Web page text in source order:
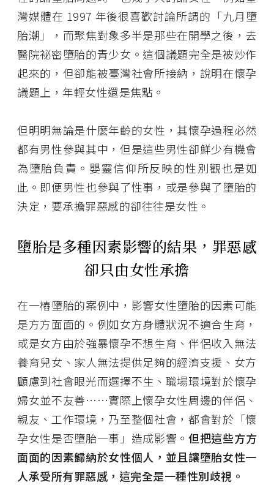
灣媒體在 1997 年後很喜歡討論所謂的「九月墮
胎潮」，而聚焦對象多半是那些在開學之後，去
醫院祕密墮胎的青少女。這個議題完全是被炒作
起來的，但卻能被臺灣社會所接納，說明在懷孕
議題上，年輕女性還是焦點。
但明明無論是什麼年齡的女性，其懷孕過程必然
都有男性參與其中，但是這些男性卻鮮少有機會
為墮胎負責。嬰靈信仰所反映的性別觀也是如
此。即便男性也參與了性事，或是參與了墮胎的
決定，要承擔罪惡感的卻往往是女性。
墮胎是多種因素影響的結果，罪惡感
卻只由女性承擔
在一樁墮胎的案例中，影響女性墮胎的因素可能
是方方面面的。例如女方身體狀況不適合生育，
或是女方由於強暴懷孕不想生育、伴侶收入無法
養育兒女、家人無法提供足夠的經濟支援、女方
顧慮到社會眼光而選擇不生、職場環境對於懷孕
婦女並不友善⋯⋯實際上懷孕女性周邊的伴侶、
親友、工作環境，乃至整個社會，都會對於「懷
孕女性是否墮胎一事」造成影響。但把這些方方
面面的因素歸納於女性個人，並且讓墮胎女性一
人承受所有罪惡感，這完全是一種性別歧視。